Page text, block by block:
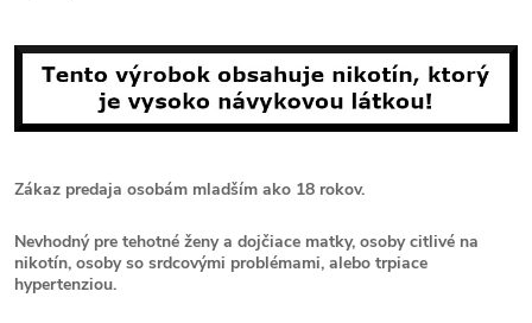
Zákaz predaja osobám mladším ako 18 rokov.
Nevhodný pre tehotné ženy a dojčiace matky, osoby citlivé na
nikotín, osoby so srdcovými problémami, alebo trpiace
hypertenziou.